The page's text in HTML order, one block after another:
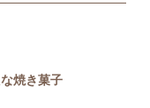
焼き菓子